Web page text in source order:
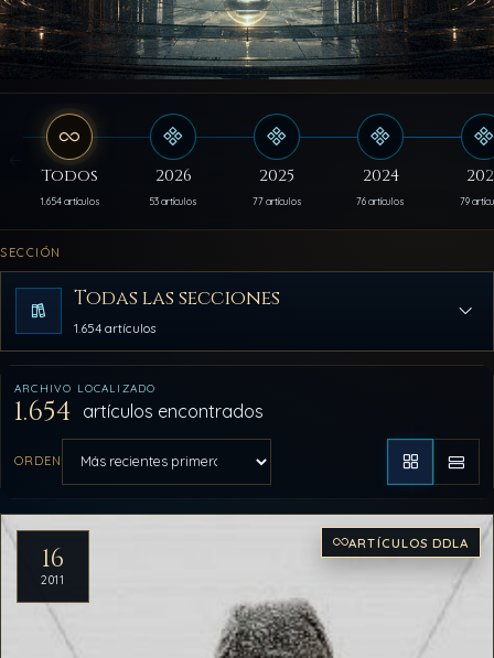
Todos
1.654 artículos
2026
53 artículos
2025
77 artículos
2024
76 artículos 79
SECCIÓN
Todas las secciones
1.654 artículos
ARCHIVO LOCALIZADO
1.654 artículos encontrados
ORDEN
Artículos del archivo
16
2011
ARTÍCULOS DDLA